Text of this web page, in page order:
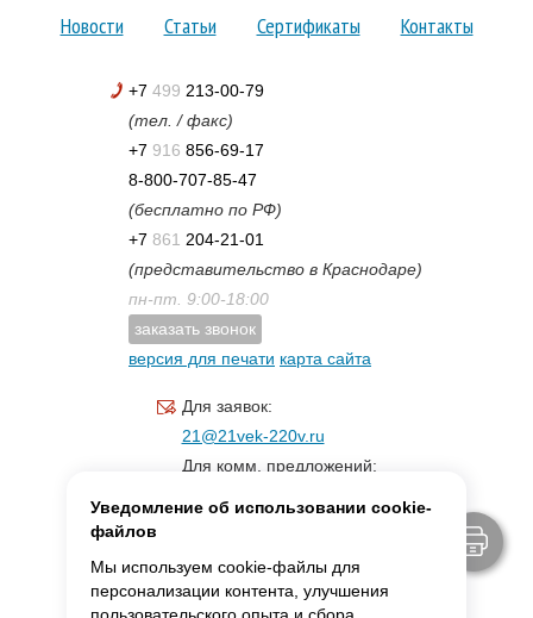
Новости
Статьи Сертификаты Контакты
+7 499 213-00-79
(тел. / факс)
+7 916 856-69-17
8-800-707-85-47
(бесплатно по РФ)
+7 861 204-21-01
(представительство в Краснодаре)
пн-пт. 9:00-18:00
заказать звонок
версия для печати карта сайта
Для заявок:
21@21vek-220v.ru
Для комм. предложений:
Уведомление об использовании cookie-
файлов
Мы используем cookie-файлы для
персонализации контента, улучшения